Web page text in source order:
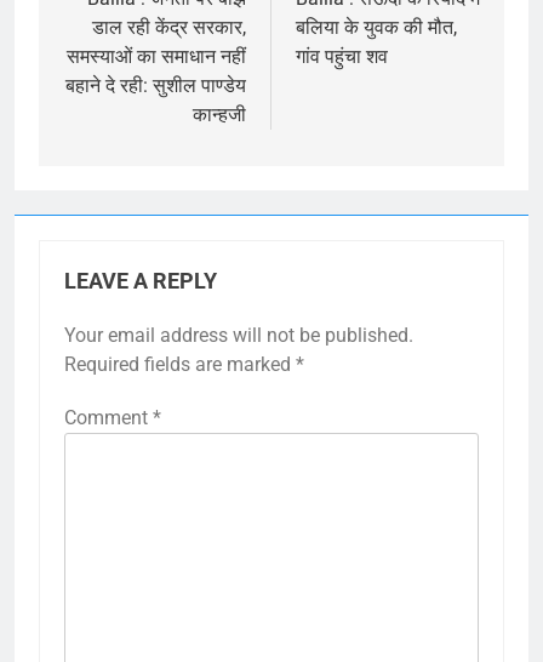
डाल रही केंद्र सरकार,
समस्याओं का समाधान नहीं
बहाने दे रही: सुशील पाण्डेय
कान्हजी
बलिया के युवक की मौत,
गांव पहुंचा शव
LEAVE A REPLY
Your email address will not be published.
Required fields are marked *
Comment *